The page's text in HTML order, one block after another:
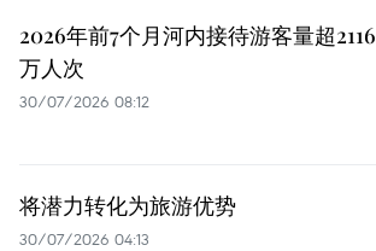
2026年前7个月河内接待游客量超2116
万人次
30/07/2026 08:12
将潜力转化为旅游优势
30/07/2026 04:13